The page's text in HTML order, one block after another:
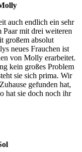
auch endlich ein sehr
Paar mit drei weiteren
großem absolut
neues Frauchen ist
von Molly erarbeitet.
kein großes Problem
sie sich prima. Wir
gefunden hat,
hat sie doch noch ihr